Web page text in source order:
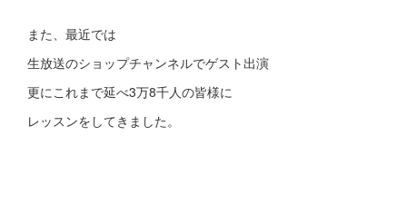
また、最近では
生放送のショップチャンネルでゲスト出演
更にこれまで延べ3万8千人の皆様に
レッスンをしてきました。